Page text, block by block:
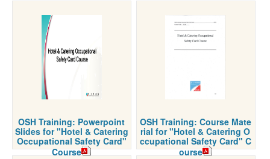
OSH Training: Powerpoint
Slides for "Hotel & Catering
Occupational Safety Card"
Course
OSH Training: Course Mate
rial for "Hotel & Catering O
ccupational Safety Card" C
ourse